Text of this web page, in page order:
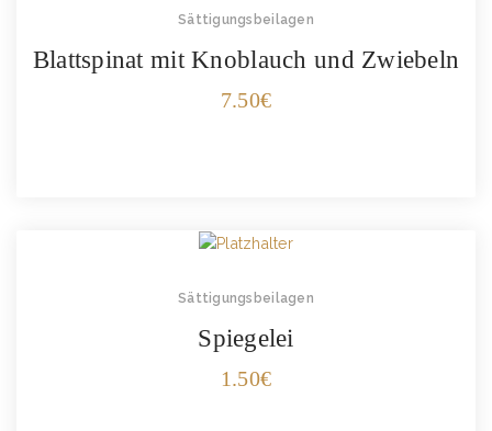
Sättigungsbeilagen
Blattspinat mit Knoblauch und Zwiebeln
7.50€
Sättigungsbeilagen
Spiegelei
1.50€